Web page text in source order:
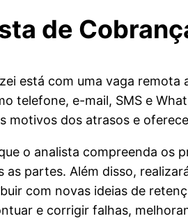
de
está com uma vaga
telefone, e-mail, SMS e
motivos dos atrasos e
o analista compreenda os
as partes. Além disso,
com novas ideias de
e corrigir falhas,